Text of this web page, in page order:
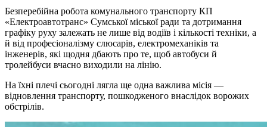
Безперебійна робота комунального транспорту КП
«Електроавтотранс» Сумської міської ради та дотримання
графіку руху залежать не лише від водіїв і кількості техніки, а
й від професіоналізму слюсарів, електромеханіків та
інженерів, які щодня дбають про те, щоб автобуси й
тролейбуси вчасно виходили на лінію.
На їхні плечі сьогодні лягла ще одна важлива місія —
відновлення транспорту, пошкодженого внаслідок ворожих
обстрілів.